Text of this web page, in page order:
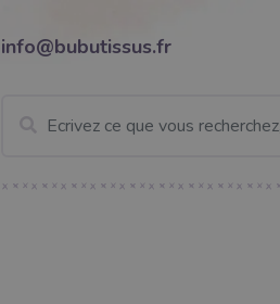
info@bubutissus.fr